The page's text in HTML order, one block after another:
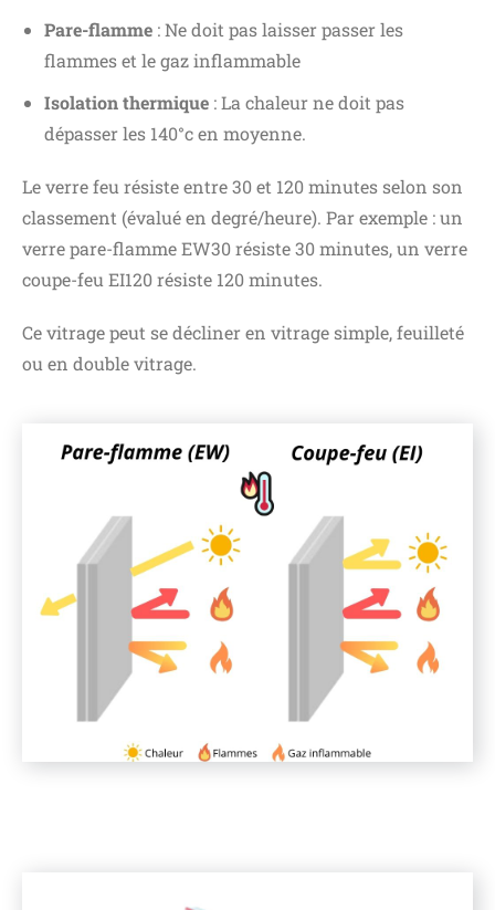
Pare-flamme : Ne doit pas laisser passer les
flammes et le gaz inflammable
Isolation thermique : La chaleur ne doit pas
dépasser les 140°c en moyenne.
Le verre feu résiste entre 30 et 120 minutes selon son
classement (évalué en degré/heure). Par exemple : un
verre pare-flamme EW30 résiste 30 minutes, un verre
coupe-feu EI120 résiste 120 minutes.
Ce vitrage peut se décliner en vitrage simple, feuilleté
ou en double vitrage.